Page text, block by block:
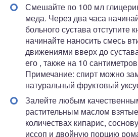
Смешайте по 100 мл
меда. Через два часа
больного сустава отступите
начинайте наносить смесь
движениями вверх до
его , также на 10
Примечание: спирт можно
натуральный фруктовый
Залейте любым
растительным маслом
количествах кипарис,
иссоп и двойную порцию